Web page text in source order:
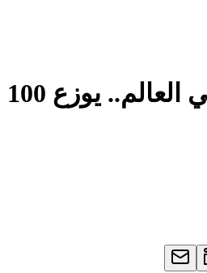
يوزع 100 منزل مجانًا!